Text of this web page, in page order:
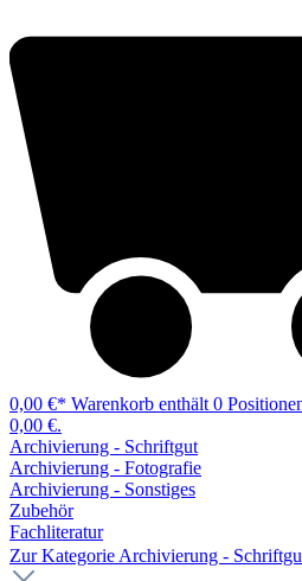
0,00 €* Warenkorb enthält 0
0,00 €.
Archivierung - Schriftgut
Archivierung - Fotografie
Archivierung - Sonstiges
Zubehör
Fachliteratur
Zur Kategorie Archivierung -